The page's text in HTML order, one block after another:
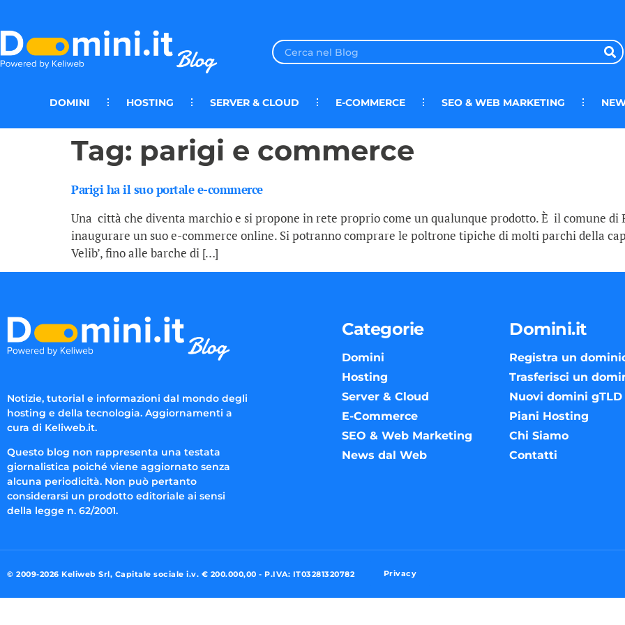
DOMINI HOSTING SERVER & CLOUD E-COMMERCE SEO & WEB MARKETING
Tag: parigi e commerce
Parigi ha il suo portale e-commerce
Una città che diventa marchio e si propone in rete proprio come un qualunque prodotto. È il comune
inaugurare un suo e-commerce online. Si potranno comprare le poltrone tipiche di molti parchi della
Velib’, fino alle barche di […]
Notizie, tutorial e informazioni dal mondo degli
hosting e della tecnologia. Aggiornamenti a
cura di Keliweb.it.
Questo blog non rappresenta una testata
giornalistica poiché viene aggiornato senza
alcuna periodicità. Non può pertanto
considerarsi un prodotto editoriale ai sensi
della legge n. 62/2001.
Categorie
Domini
Hosting
Server & Cloud
E-Commerce
SEO & Web Marketing
News dal Web
Domini.it
Registra un
Trasferisci un
Nuovi domini gTLD
Piani Hosting
Chi Siamo
Contatti
© 2009-2026 Keliweb Srl, Capitale sociale i.v. € 200.000,00 - P.IVA: IT03281320782 Privacy